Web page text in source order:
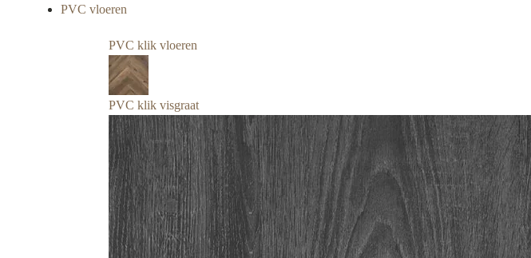
PVC vloeren
PVC klik vloeren
PVC klik visgraat